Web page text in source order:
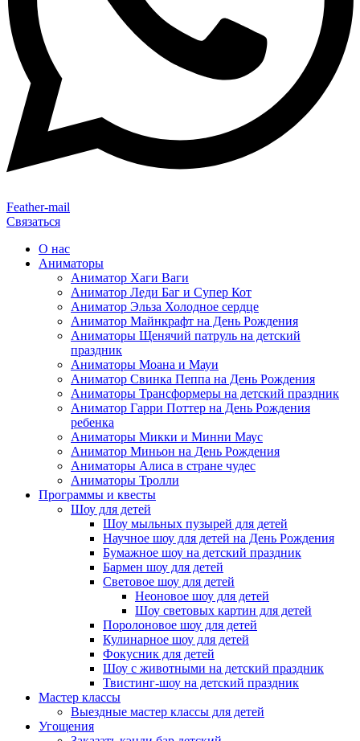
Feather-mail
Связаться
О нас
Аниматоры
Аниматор Хаги Ваги
Аниматор Леди Баг и Супер Кот
Аниматор Эльза Холодное сердце
Аниматор Майнкрафт на День Рождения
Аниматоры Щенячий патруль на детский
праздник
Аниматоры Моана и Мауи
Аниматор Свинка Пеппа на День Рождения
Аниматоры Трансформеры на детский праздник
Аниматор Гарри Поттер на День Рождения
ребенка
Аниматоры Микки и Минни Маус
Аниматор Миньон на День Рождения
Аниматоры Алиса в стране чудес
Аниматоры Тролли
Программы и квесты
Шоу для детей
Шоу мыльных пузырей для детей
Научное шоу для детей на День Рождения
Бумажное шоу на детский праздник
Бармен шоу для детей
Световое шоу для детей
Неоновое шоу для детей
Шоу световых картин для детей
Поролоновое шоу для детей
Кулинарное шоу для детей
Фокусник для детей
Шоу с животными на детский праздник
Твистинг-шоу на детский праздник
Мастер классы
Выездные мастер классы для детей
Угощения